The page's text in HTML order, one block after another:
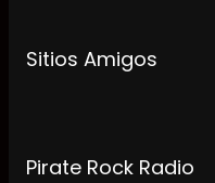
Sitios Amigos
Pirate Rock Radio